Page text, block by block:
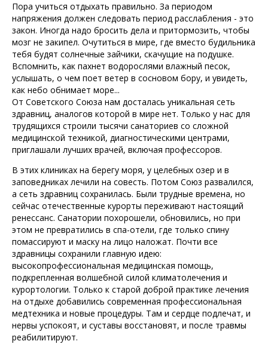
Пора учиться отдыхать правильно. За периодом
напряжения должен следовать период расслабления - это
закон. Иногда надо бросить дела и притормозить, чтобы
мозг не закипел. Очутиться в мире, где вместо будильника
тебя будят солнечные зайчики, скачущие на подушке.
Вспомнить, как пахнет водорослями влажный песок,
услышать, о чем поет ветер в сосновом бору, и увидеть,
как небо обнимает море...
От Советского Союза нам досталась уникальная сеть
здравниц, аналогов которой в мире нет. Только у нас для
трудящихся строили тысячи санаториев со сложной
медицинской техникой, диагностическими центрами,
приглашали лучших врачей, включая профессоров.
В этих клиниках на берегу моря, у целебных озер и в
заповедниках лечили на совесть. Потом Союз развалился,
а сеть здравниц сохранилась. Были трудные времена, но
сейчас отечественные курорты переживают настоящий
ренессанс. Санатории похорошели, обновились, но при
этом не превратились в спа-отели, где только спину
помассируют и маску на лицо наложат. Почти все
здравницы сохранили главную идею:
высокопрофессиональная медицинская помощь,
подкрепленная волшебной силой климатолечения и
курортологии. Только к старой доброй практике лечения
на отдыхе добавились современная профессиональная
медтехника и новые процедуры. Там и сердце подлечат, и
нервы успокоят, и суставы восстановят, и после травмы
реабилитируют.